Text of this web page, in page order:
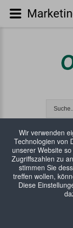
Wir verwenden
Technologien von
unserer Website
Zugriffszahlen zu
stimmen Sie
treffen wollen,
Diese